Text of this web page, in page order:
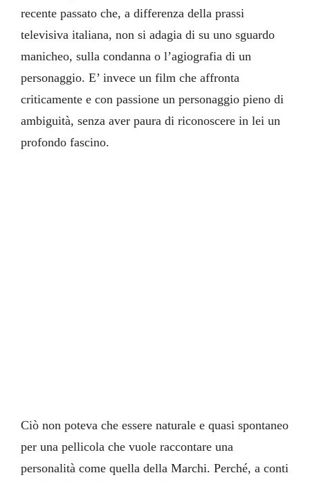
recente passato che, a differenza della prassi
televisiva italiana, non si adagia di su uno sguardo
manicheo, sulla condanna o l’agiografia di un
personaggio. E’ invece un film che affronta
criticamente e con passione un personaggio pieno di
ambiguità, senza aver paura di riconoscere in lei un
profondo fascino.
Ciò non poteva che essere naturale e quasi spontaneo
per una pellicola che vuole raccontare una
personalità come quella della Marchi. Perché, a conti